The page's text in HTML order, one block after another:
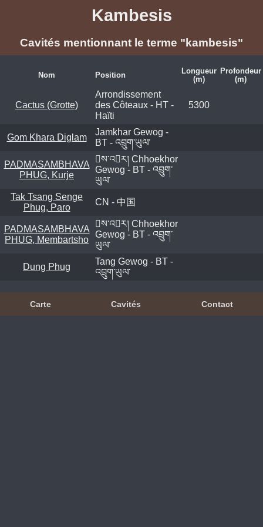
Kambesis
Cavités mentionnant le terme "kambesis"
Nom Position
Longueur
(m)
Profondeur
(m)
Cactus (Grotte)
Arrondissement
des Côteaux - HT -
Haïti
5300
Gom Khara Diglam
Jamkhar Gewog -
BT - འབྲུག་ཡུལ་
PADMASAMBHAVA
PHUG, Kurje
ས་འར། Chhoekhor
Gewog - BT - འབྲུག་
ཡུལ་
Tak Tsang Senge
Phug, Paro
CN - 中国
PADMASAMBHAVA
PHUG, Membartsho
ས་འར། Chhoekhor
Gewog - BT - འབྲུག་
ཡུལ་
Dung Phug
Tang Gewog - BT -
འབྲུག་ཡུལ་
Carte Cavités Contact